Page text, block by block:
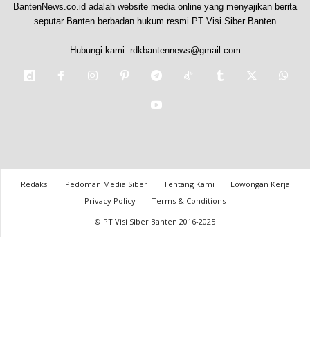
BantenNews.co.id adalah website media online yang menyajikan berita
seputar Banten berbadan hukum resmi PT Visi Siber Banten
Hubungi kami: rdkbantennews@gmail.com
Redaksi Pedoman Media Siber Tentang Kami
Lowongan Kerja
Privacy Policy
Terms & Conditions
© PT Visi Siber Banten 2016-2025